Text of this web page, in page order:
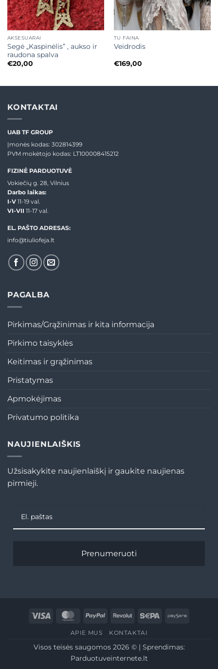
AKSESUARAI
Segė „Kaspinėlis” , aukso ir
raudona spalva
€20,00
TU FAINA
Veidrodis
€169,00
KONTAKTAI
UAB TF GROUP
Įmonės kodas: 302814399
PVM mokėtojo kodas: LT100008415212
FIZINĖ PARDUOTUVĖ
Vokiečių g. 28, Vilnius
Darbo laikas:
I-V 11-19 val.
VI-VII 11-17 val.
EL. PAŠTO ADRESAS:
info@tiuliofeja.lt
PAGALBA
Pirkimas/Grąžinimas ir kita informacija
Pirkimo taisyklės
Keitimas ir grąžinimas
Pristatymas
Apmokėjimas
Privatumo politika
NAUJIENLAIŠKIS
Užsisakykite naujienlaiškį ir gaukite naujienas
pirmieji.
Prenumeruoti
Visa MasterCardPayPal Revolut Sepa Paysera
APIE MUS KONTAKTAI
Visos teisės saugomos 2026 © | Sprendimas:
Parduotuveinternete.lt